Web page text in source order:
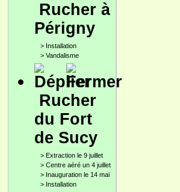
Rucher à
Périgny
> Installation
> Vandalisme
Rucher
du Fort
de Sucy
> Extraction le 9 juillet
> Centre aéré un 4 juillet
> Inauguration le 14 mai
> Installation